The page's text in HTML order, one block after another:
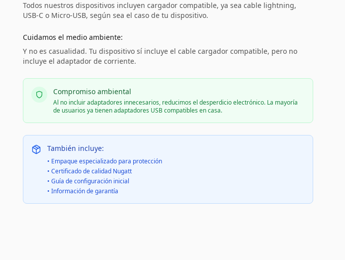
Todos nuestros dispositivos incluyen cargador compatible, ya sea cable lightning,
USB-C o Micro-USB, según sea el caso de tu dispositivo.
Cuidamos el medio ambiente:
Y no es casualidad. Tu dispositivo sí incluye el cable cargador compatible, pero no
incluye el adaptador de corriente.
Compromiso ambiental
Al no incluir adaptadores innecesarios, reducimos el desperdicio electrónico. La mayoría
de usuarios ya tienen adaptadores USB compatibles en casa.
También incluye:
• Empaque especializado para protección
• Certificado de calidad Nugatt
• Guía de configuración inicial
• Información de garantía